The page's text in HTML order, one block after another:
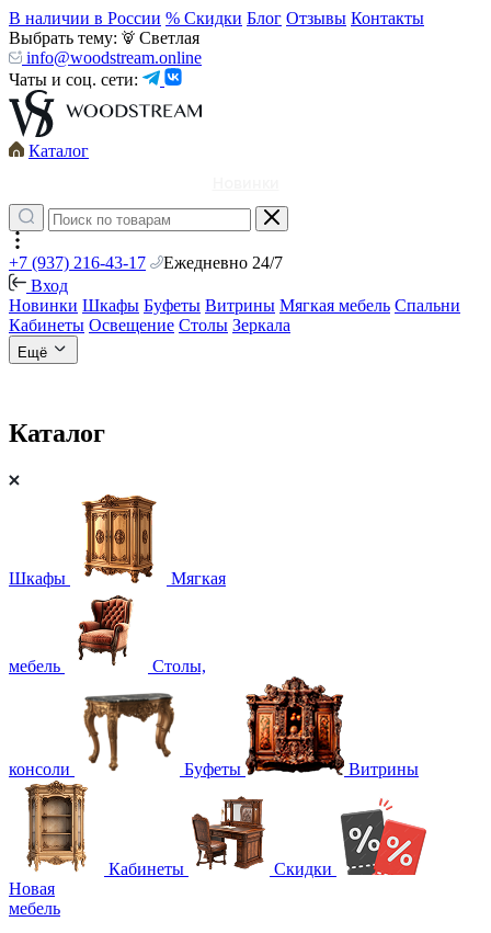
В наличии в России % Скидки Блог Отзывы Контакты
Выбрать тему:
Светлая
info@woodstream.online
Чаты и соц. сети:
Каталог
+7 (937) 216-43-17
Ежедневно 24/7
Вход
Новинки Шкафы Буфеты Витрины Мягкая мебель Спальни
Кабинеты Освещение Столы Зеркала
Ещё
Каталог
Шкафы Мягкая
мебель Столы,
консоли Буфеты Витрины
Кабинеты
Скидки
Новая
мебель